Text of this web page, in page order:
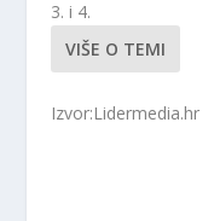
3. i 4.
VIŠE O TEMI
Izvor:Lidermedia.hr